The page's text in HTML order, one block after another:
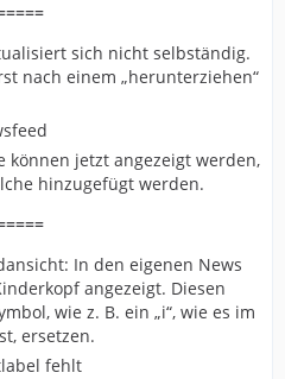
sich nicht selbständig.
nach einem „herunterziehen“
können jetzt angezeigt werden,
hinzugefügt werden.
In den eigenen News
angezeigt. Diesen
wie z. B. ein „i“, wie es im
ersetzen.
fehlt